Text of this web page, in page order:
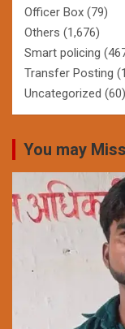
Officer Box (79)
Others (1,676)
Smart policing
Transfer Posting
Uncategorized (60)
You may